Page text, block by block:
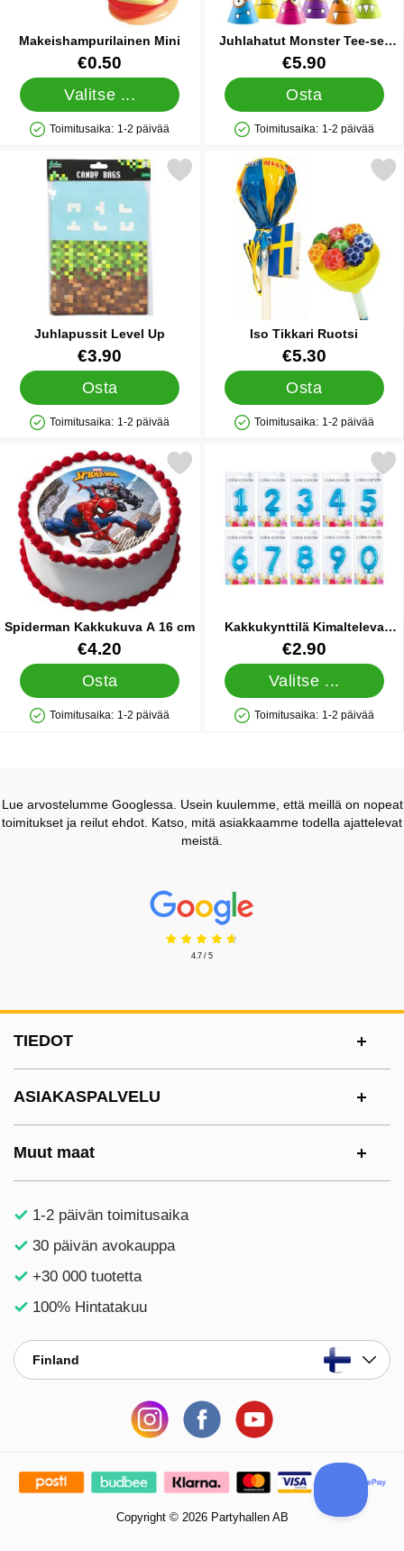
Makeishampurilainen Mini
Tuote.nro 11109€0.50
Valitse ...
Saatavuus: Varastossa
Toimitusaika: 1-2 päivää
Juhlahatut Monster Tee-se-
itse
Tuote.nro 12513
€5.90
Osta
Saatavuus: Varastossa
Toimitusaika: 1-2 päivää
Juhlapussit Level Up
Tuote.nro 38258
€3.90
Osta
Saatavuus: Varastossa
Toimitusaika: 1-2 päivää
Merkitse juhlapussit Level Up suosikiksi
Iso Tikkari Ruotsi
Tuote.nro 11093
€5.30
Osta
Saatavuus: Varastossa
Toimitusaika: 1-2 päivää
Merkitse iso Tikkari
Spiderman Kakkukuva A 16 cm
Tuote.nro 34798
€4.20
Osta
Saatavuus: Varastossa
Toimitusaika: 1-2 päivää
Merkitse spiderman Kakkukuva A 16 cm suosikiksi
Kakkukynttilä Kimalteleva
Vaaleansininen 5
Tuote.nro 22445
€2.90
Valitse ...
Saatavuus: Varastossa
Toimitusaika: 1-2 päivää
Merkitse kakkukynttilä
Lue arvostelumme Googlessa. Usein kuulemme, että meillä on nopeat
toimitukset ja reilut ehdot. Katso, mitä asiakkaamme todella ajattelevat
meistä.
Prisjakt Arvostelu: 4.7 Tähdet
4.7 / 5
TIEDOT
ASIAKASPALVELU
Muut maat
1-2 päivän toimitusaika
30 päivän avokauppa
+30 000 tuotetta
100% Hintatakuu
Finland
Copyright © 2026 Partyhallen AB